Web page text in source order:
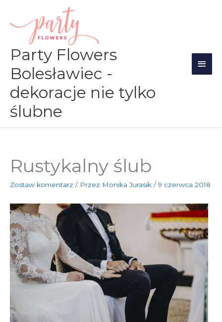
treści
Party Flowers
Bolesławiec -
dekoracje nie tylko
ślubne
Rustykalny ślub
Zostaw komentarz / Przez Monika Jurasik / 9 czerwca 2018